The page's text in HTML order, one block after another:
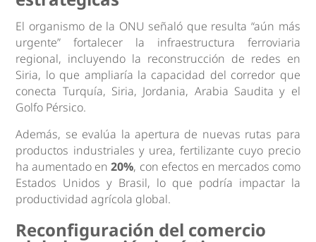
El organismo de la ONU señaló que resulta “aún más
urgente” fortalecer la infraestructura ferroviaria
regional, incluyendo la reconstrucción de redes en
Siria, lo que ampliaría la capacidad del corredor que
conecta Turquía, Siria, Jordania, Arabia Saudita y el
Golfo Pérsico.
Además, se evalúa la apertura de nuevas rutas para
productos industriales y urea, fertilizante cuyo precio
ha aumentado en20%, con efectos en mercados como
Estados Unidos y Brasil, lo que podría impactar la
productividad agrícola global.
Reconfiguración del comercio